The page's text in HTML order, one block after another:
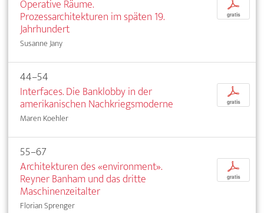
Operative Räume.
Prozessarchitekturen im späten 19.
Jahrhundert
Susanne Jany
p
gratis
44–54
Interfaces. Die Banklobby in der
amerikanischen Nachkriegsmoderne
Maren Koehler
p
gratis
55–67
Architekturen des «environment».
Reyner Banham und das dritte
Maschinenzeitalter
Florian Sprenger
p
gratis